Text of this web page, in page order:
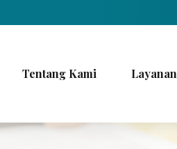
Tentang Kami Layanan